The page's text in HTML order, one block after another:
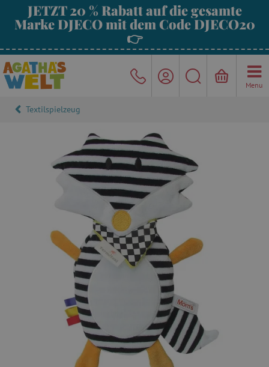
JETZT 20 % Rabatt auf die gesamte
Marke DJECO mit dem Code DJECO20
👉
Menu
Textilspielzeug